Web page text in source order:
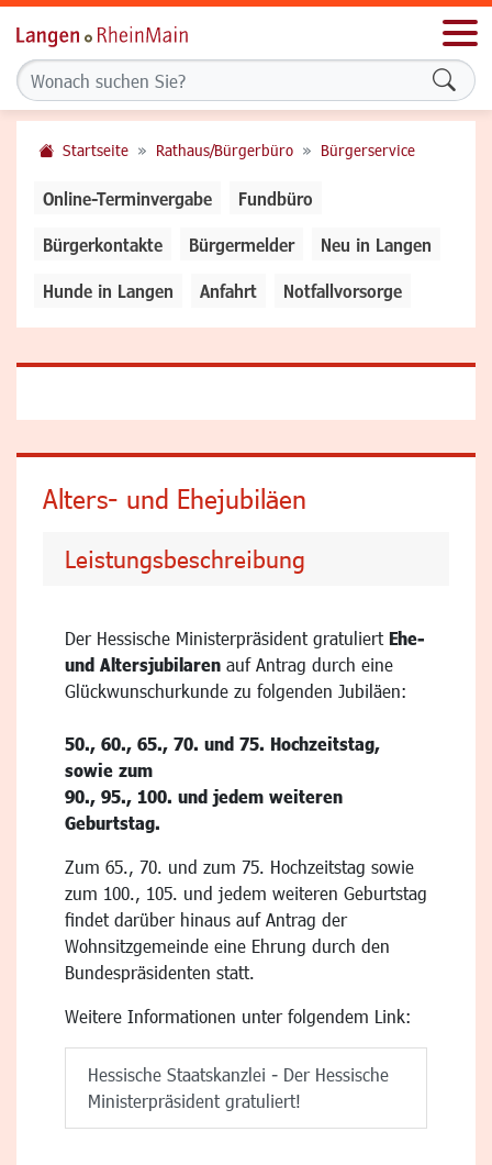
Startseite Rathaus/Bürgerbüro Bürgerservice
Online-Terminvergabe Fundbüro
Bürgerkontakte Bürgermelder Neu in Langen
Hunde in Langen Anfahrt Notfallvorsorge
Alters- und Ehejubiläen
Leistungsbeschreibung
Der Hessische Ministerpräsident gratuliert Ehe-
und Altersjubilaren auf Antrag durch eine
Glückwunschurkunde zu folgenden Jubiläen:
50., 60., 65., 70. und 75. Hochzeitstag,
sowie zum
90., 95., 100. und jedem weiteren
Geburtstag.
Zum 65., 70. und zum 75. Hochzeitstag sowie
zum 100., 105. und jedem weiteren Geburtstag
findet darüber hinaus auf Antrag der
Wohnsitzgemeinde eine Ehrung durch den
Bundespräsidenten statt.
Weitere Informationen unter folgendem Link:
Hessische Staatskanzlei - Der Hessische
Ministerpräsident gratuliert!